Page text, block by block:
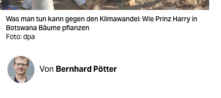
verlag
verlag
shop
fragen & hilfe
Was man tun kann gegen den Klimawandel: Wie Prinz Harry in
Botswana Bäume pflanzen
Foto: dpa
Von Bernhard Pötter